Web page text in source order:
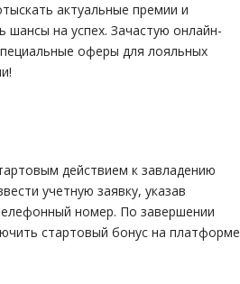
актуальные премии и
на успех. Зачастую онлайн-
оферы для лояльных
действием к завладению
учетную заявку, указав
номер. По завершении
стартовый бонус на платформе